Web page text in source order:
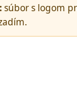
súbor s logom